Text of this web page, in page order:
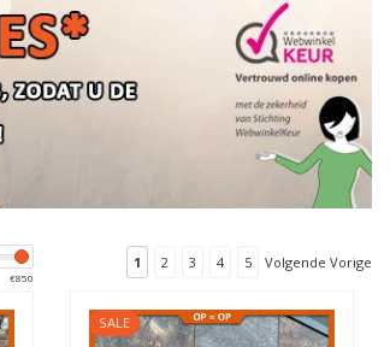
€850
1 2 3 4 5 Volgende Vorige
SALE